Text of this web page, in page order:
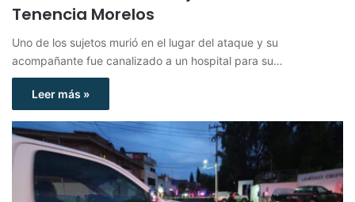
Tenencia Morelos
Uno de los sujetos murió en el lugar del ataque y su
acompañante fue canalizado a un hospital para su…
Leer más »